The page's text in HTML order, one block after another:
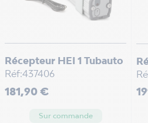
Récepteur HEI 1 Tubauto
Réf:437406
Prix
181,90 €
Sur commande